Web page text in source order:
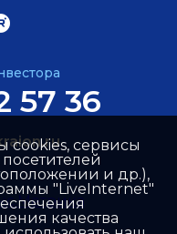
57 36
cookies, сервисы
и др.),
"LiveInternet"
качества